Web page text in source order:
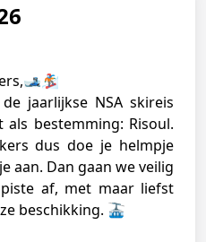
jaarlijkse NSA skireis
bestemming: Risoul.
dus doe je helmpje
aan. Dan gaan we veilig
af, met maar liefst
beschikking. 🚠